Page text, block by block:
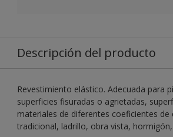
Descripción del producto
Revestimiento elástico. Adecuada para
superficies fisuradas o agrietadas,
materiales de diferentes coeficientes de
tradicional, ladrillo, obra vista,